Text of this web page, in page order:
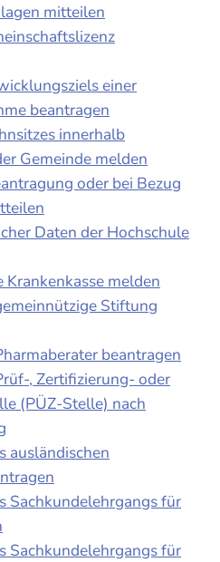
mitteilen
einer
beantragen
innerhalb
Gemeinde melden
oder bei Bezug
Daten der Hochschule
melden
Stiftung
beantragen
, Zertifizierung- oder
(PÜZ-Stelle) nach
ausländischen
Sachkundelehrgangs für
Sachkundelehrgangs für